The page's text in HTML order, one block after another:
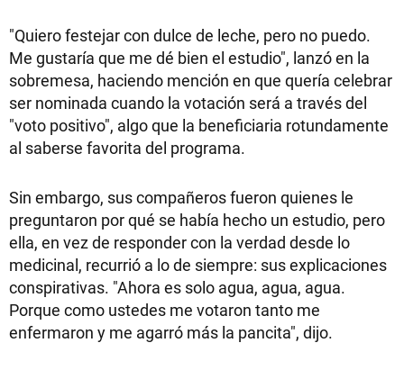
"Quiero festejar con dulce de leche, pero no puedo.
Me gustaría que me dé bien el estudio", lanzó en la
sobremesa, haciendo mención en que quería celebrar
ser nominada cuando la votación será a través del
"voto positivo", algo que la beneficiaria rotundamente
al saberse favorita del programa.
Sin embargo, sus compañeros fueron quienes le
preguntaron por qué se había hecho un estudio, pero
ella, en vez de responder con la verdad desde lo
medicinal, recurrió a lo de siempre: sus explicaciones
conspirativas. "Ahora es solo agua, agua, agua.
Porque como ustedes me votaron tanto me
enfermaron y me agarró más la pancita", dijo.